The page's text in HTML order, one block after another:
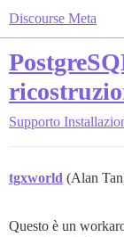
Discourse Meta
Supporto
tgxworld (Alan
Questo è un